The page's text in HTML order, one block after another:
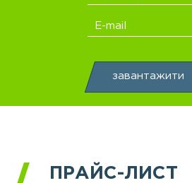
E-mail
завантажити
ПРАЙС-ЛИСТ